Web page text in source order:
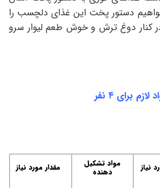
دستور پخت این غذای دلچسب را
کنار دوغ ترش و خوش طعم لیوار سرو
لازم برای ۴ نفر
نیاز مواد تشکیل
دهنده مقدار مورد نیاز